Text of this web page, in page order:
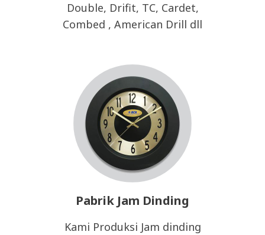
Double, Drifit, TC, Cardet,
Combed , American Drill dll
Pabrik Jam Dinding
Kami Produksi Jam dinding